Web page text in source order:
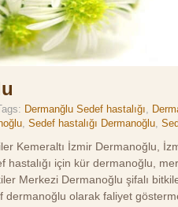
Dermanğlu Sedef hastalığı,
,Sedef hastalığı Dermanoğlu,
Kemeraltı İzmir Dermanoğlu,
hastalığı için kür dermanoğlu,
Merkezi Dermanoğlu şifalı
dermanoğlu olarak faliyet